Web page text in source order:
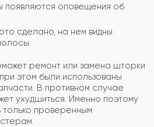
появляются оповещения об
сделано, на нем видны
ремонт или замена шторки
этом были использованы
В противном случае
ухудшиться. Именно поэтому
только проверенным